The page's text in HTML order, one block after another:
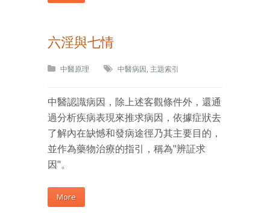
六淫與七情
中醫原理 中醫病因, 主題索引
中醫認識病因，除上述客觀條件外，還通
過分析疾病表現來推求病因，依據症狀去
了解內在缺憾和發病途徑乃其主要目的，
並作為藥物治療的指引，稱為"辨証求
因"。
More